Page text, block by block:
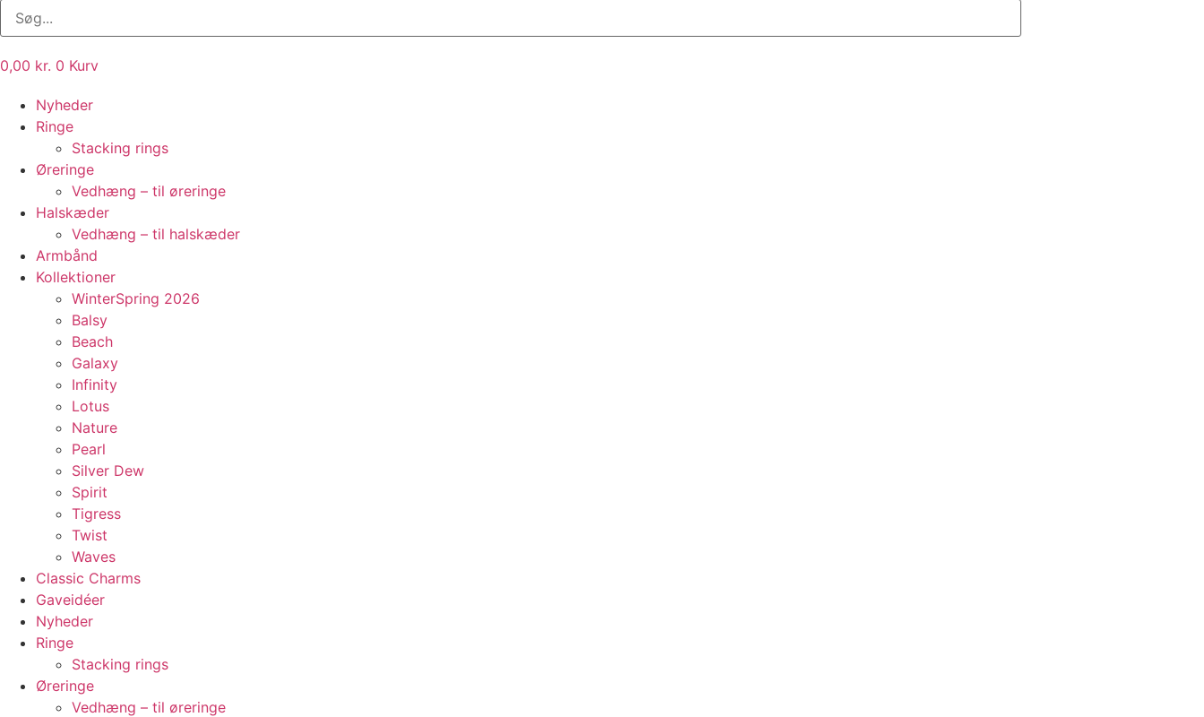
0,00 kr. 0 Kurv
Nyheder
Ringe
Stacking rings
Øreringe
Vedhæng – til øreringe
Halskæder
Vedhæng – til halskæder
Armbånd
Kollektioner
WinterSpring 2026
Balsy
Beach
Galaxy
Infinity
Lotus
Nature
Pearl
Silver Dew
Spirit
Tigress
Twist
Waves
Classic Charms
Gaveidéer
Nyheder
Ringe
Stacking rings
Øreringe
Vedhæng – til øreringe